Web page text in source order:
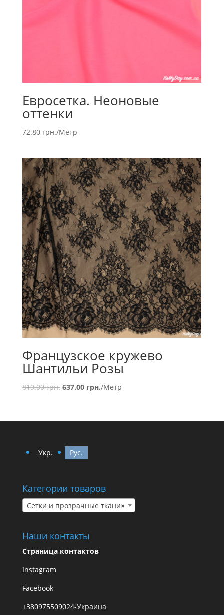
Евросетка. Неоновые
оттенки
72.80 грн./Метр
Французское кружево
Шантильи Розы
819.00грн. 637.00 грн./Метр
Укр. Рус.
Категории товаров
×
Сетки и прозрачные ткани
Наши контакты
Страница контактов
Instagram
Facebook
+380975509024-Украина